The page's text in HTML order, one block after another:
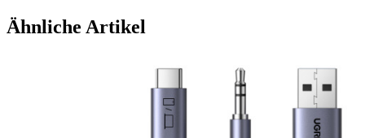
Ähnliche Artikel